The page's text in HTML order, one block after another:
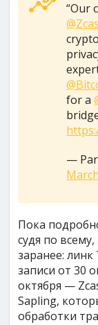
“Our
for a
—
Пока
судя по
заранее:
записи от 30
октября —
Sapling,
обработки